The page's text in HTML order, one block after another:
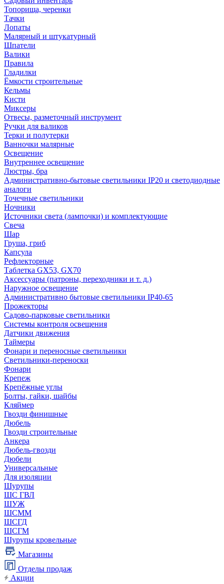
Топорища, черенки
Тачки
Лопаты
Малярный и штукатурный
Шпатели
Валики
Правила
Гладилки
Ёмкости строительные
Кельмы
Кисти
Миксеры
Отвесы, разметочный инструмент
Ручки для валиков
Терки и полутерки
Ванночки малярные
Освещение
Внутреннее освещение
Люстры, бра
Административно-бытовые светильники IP20 и светодиодные
аналоги
Точечные светильники
Ночники
Источники света (лампочки) и комплектующие
Свеча
Шар
Груша, гриб
Капсула
Рефлекторные
Таблетка GX53, GX70
Аксессуары (патроны, переходники и т. д.)
Наружное освещение
Административно бытовые светильники IP40-65
Прожекторы
Садово-парковые светильники
Системы контроля освещения
Датчики движения
Таймеры
Фонари и переносные светильники
Светильники-переноски
Фонари
Крепеж
Крепёжные углы
Болты, гайки, шайбы
Кляймер
Гвозди финишные
Дюбель
Гвозди строительные
Анкера
Дюбель-гвозди
Дюбели
Универсальные
Для изоляции
Шурупы
ШС ГВЛ
ШУЖ
ШСММ
ШСГД
ШСГМ
Шурупы кровельные
Магазины
Отделы продаж
Акции